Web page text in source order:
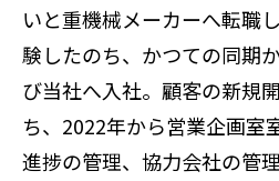
いと重機械メーカーへ転職
験したのち、かつての同期
び当社へ入社。顧客の新規
ち、2022年から営業企画室
進捗の管理、協力会社の管